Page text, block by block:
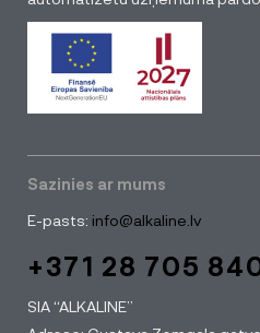
Sazinies ar mums
E-pasts: info@alkaline.lv
+371 28 705
SIA “ALKALINE”